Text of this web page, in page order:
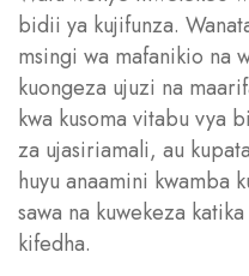
bidii ya kujifunza.
msingi wa mafanikio na
kuongeza ujuzi na
kwa kusoma vitabu vya
za ujasiriamali, au
huyu anaamini kwamba
sawa na kuwekeza
kifedha.